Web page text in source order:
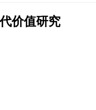
价值研究